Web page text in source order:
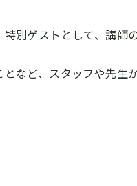
別ゲストとして、講師
など、スタッフや先生